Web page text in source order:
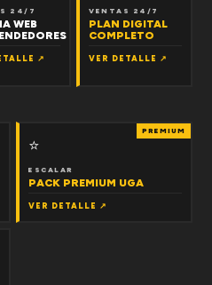
24/7
WEB
↗
VENTAS 24/7
PLAN DIGITAL
COMPLETO
VER DETALLE ↗
PREMIUM
⭐
ESCALAR
PACK PREMIUM UGA
VER DETALLE ↗